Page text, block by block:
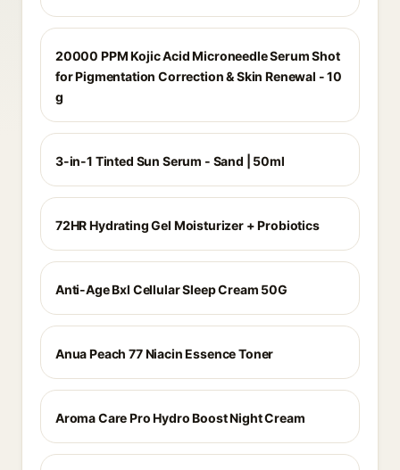
20000 PPM Kojic Acid Microneedle Serum Shot
for Pigmentation Correction & Skin Renewal - 10
g
3-in-1 Tinted Sun Serum - Sand | 50ml
72HR Hydrating Gel Moisturizer + Probiotics
Anti-Age Bxl Cellular Sleep Cream 50G
Anua Peach 77 Niacin Essence Toner
Aroma Care Pro Hydro Boost Night Cream